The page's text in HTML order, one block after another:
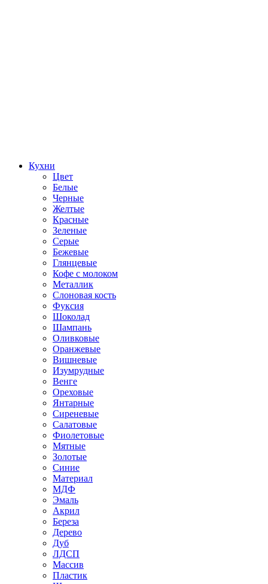
Кухни
Цвет
Белые
Черные
Желтые
Красные
Зеленые
Серые
Бежевые
Глянцевые
Кофе с молоком
Металлик
Слоновая кость
Фуксия
Шоколад
Шампань
Оливковые
Оранжевые
Вишневые
Изумрудные
Венге
Ореховые
Янтарные
Сиреневые
Салатовые
Фиолетовые
Мятные
Золотые
Синие
Материал
МДФ
Эмаль
Акрил
Береза
Дерево
Дуб
ЛДСП
Массив
Пластик